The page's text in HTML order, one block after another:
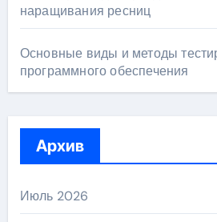
наращивания ресниц
Основные виды и методы
программного обеспечения
Архив
Июль 2026